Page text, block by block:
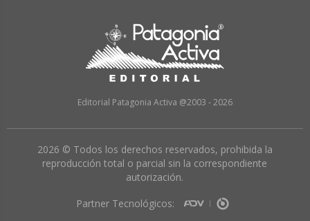
Editorial Patagonia Activa @2003 - 2026
2026 © Todos los derechos reservados, prohibida la
reproducción total o parcial sin la correspondiente
autorización.
Partner Tecnológicos: